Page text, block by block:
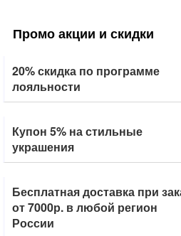
Промо акции и скидки
20% скидка по программе
лояльности
Купон 5% на стильные
украшения
Бесплатная доставка при
от 7000р. в любой регион
России